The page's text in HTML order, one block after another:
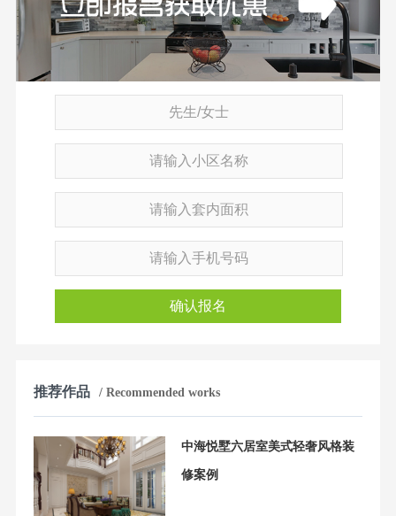
确认报名
推荐作品 / Recommended works
中海悦墅六居室美式轻奢风格装
修案例